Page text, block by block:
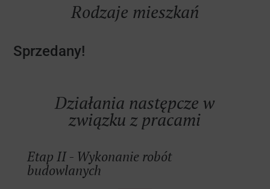
Rodzaje mieszkań
Sprzedany!
Działania następcze w
związku z pracami
Etap II - Wykonanie robót
budowlanych